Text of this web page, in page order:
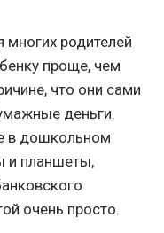
многих родителей
проще, чем
что они сами
деньги.
в дошкольном
и планшеты,
очень просто.